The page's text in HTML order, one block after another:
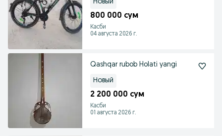
Новый
800 000 сум
Касби
04 августа 2026 г.
Qashqar rubob Holati yangi
Новый
2 200 000 сум
Касби
01 августа 2026 г.